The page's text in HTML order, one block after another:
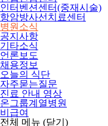
인터벤션센터(중재시술)
항암방사선치료센터
병원소식
공지사항
기타소식
언론보도
채용정보
오늘의 식단
자주묻는질문
진료 안내 영상
온그룹계열병원
비급여
전체 메뉴 (닫기)